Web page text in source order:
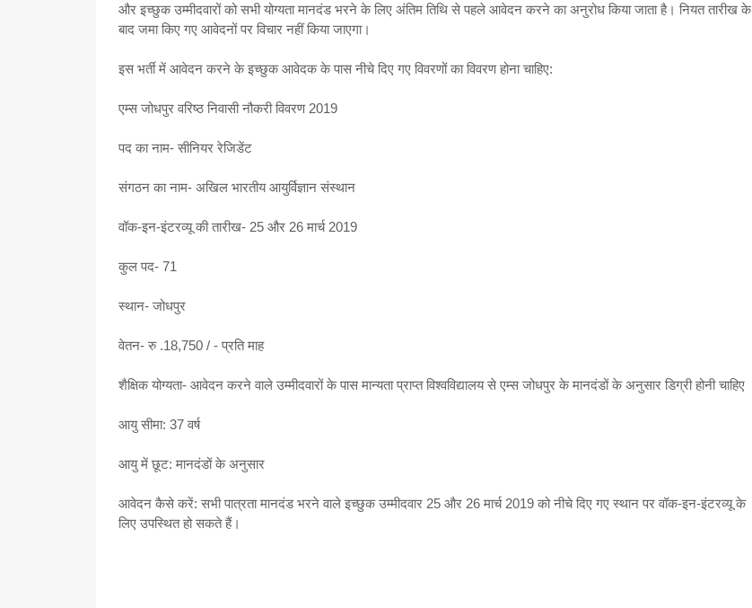
और इच्छुक उम्मीदवारों को सभी योग्यता मानदंड भरने के लिए अंतिम तिथि से पहले आवेदन करने का अनुरोध किया जाता है। नियत तारीख के
बाद जमा किए गए आवेदनों पर विचार नहीं किया जाएगा।
इस भर्ती में आवेदन करने के इच्छुक आवेदक के पास नीचे दिए गए विवरणों का विवरण होना चाहिए:
एम्स जोधपुर वरिष्ठ निवासी नौकरी विवरण 2019
पद का नाम- सीनियर रेजिडेंट
संगठन का नाम- अखिल भारतीय आयुर्विज्ञान संस्थान
वॉक-इन-इंटरव्यू की तारीख- 25 और 26 मार्च 2019
कुल पद- 71
स्थान- जोधपुर
वेतन- रु .18,750 / - प्रति माह
शैक्षिक योग्यता- आवेदन करने वाले उम्मीदवारों के पास मान्यता प्राप्त विश्वविद्यालय से एम्स जोधपुर के मानदंडों के अनुसार डिग्री होनी चाहिए
आयु सीमा: 37 वर्ष
आयु में छूट: मानदंडों के अनुसार
आवेदन कैसे करें: सभी पात्रता मानदंड भरने वाले इच्छुक उम्मीदवार 25 और 26 मार्च 2019 को नीचे दिए गए स्थान पर वॉक-इन-इंटरव्यू के
लिए उपस्थित हो सकते हैं।